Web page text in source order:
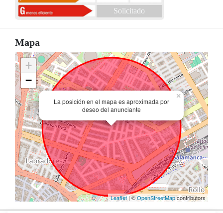
Solicitado
Mapa
La posición en el mapa es aproximada por
deseo del anunciante
×
+
−
Leaflet| ©OpenStreetMapcontributors